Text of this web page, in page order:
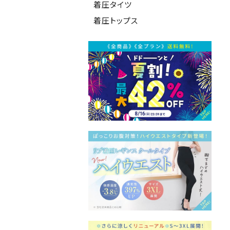
着圧タイツ
着圧トップス